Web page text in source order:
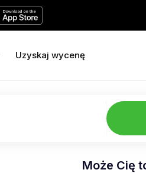
Uzyskaj wycenę
Może Cię